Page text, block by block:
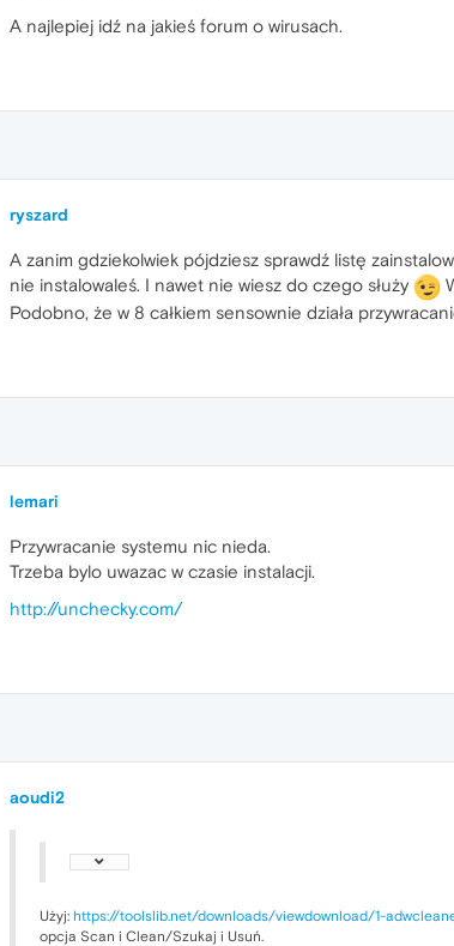
A najlepiej idź na jakieś forum o wirusach.
ryszard
A zanim gdziekolwiek pójdziesz sprawdź listę
nie instalowaleś. I nawet nie wiesz do czego służy
Podobno, że w 8 całkiem sensownie działa
lemari
Przywracanie systemu nic nieda.
Trzeba bylo uwazac w czasie instalacji.
http://unchecky.com/
aoudi2
Użyj: https://toolslib.net/downloads/viewdownload/1-
opcja Scan i Clean/Szukaj i Usuń.